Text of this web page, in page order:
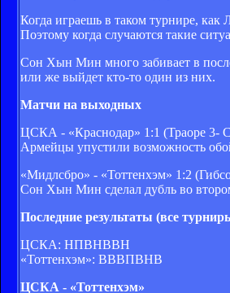
Когда играешь в таком турнире,
Поэтому когда случаются такие
Сон Хын Мин много забивает в
или же выйдет кто-то один из них.
Матчи на выходных
ЦСКА - «Краснодар» 1:1 (Траоре 3-
Армейцы упустили возможность
«Мидлсбро» - «Тоттенхэм» 1:2
Сон Хын Мин сделал дубль во втором
Последние результаты (все
ЦСКА: НПВНВВН
«Тоттенхэм»: ВВВПВНВ
ЦСКА - «Тоттенхэм»